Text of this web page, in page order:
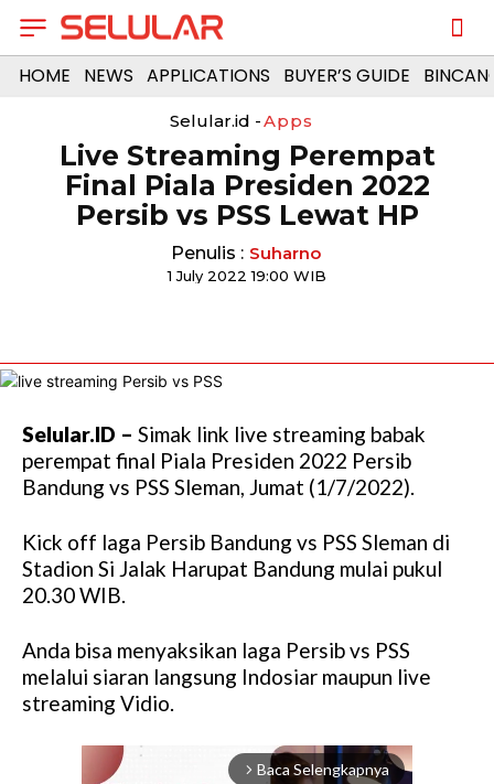
HOME NEWS APPLICATIONS BUYER’S GUIDE
Selular.id -Apps
Live Streaming Perempat
Final Piala Presiden 2022
Persib vs PSS Lewat HP
Penulis : Suharno
1 July 2022 19:00 WIB
Selular.ID – Simak link live streaming babak
perempat final Piala Presiden 2022 Persib
Bandung vs PSS Sleman, Jumat (1/7/2022).
Kick off laga Persib Bandung vs PSS Sleman di
Stadion Si Jalak Harupat Bandung mulai pukul
20.30 WIB.
Anda bisa menyaksikan laga Persib vs PSS
melalui siaran langsung Indosiar maupun live
streaming Vidio.
arrow_forward_ios Baca Selengkapnya